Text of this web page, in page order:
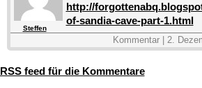
Steffen
http://
of-sandia-cave-part-1.html
Kommentar | 2.
RSS feed für die Kommentare